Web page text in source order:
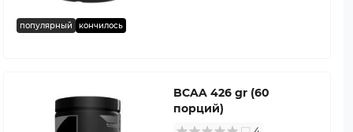
популярный кончилось
BCAA 426 gr (60
порций)